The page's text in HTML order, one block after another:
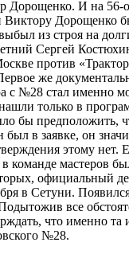
Дорощенко. И на 56-
Дорощенко
из строя на
Сергей
против
же
с №28 стал
только в
бы предположить,
в заявке, он
этому
команде мастеров
официальный
в Сетуни.
все
что именно
№28.